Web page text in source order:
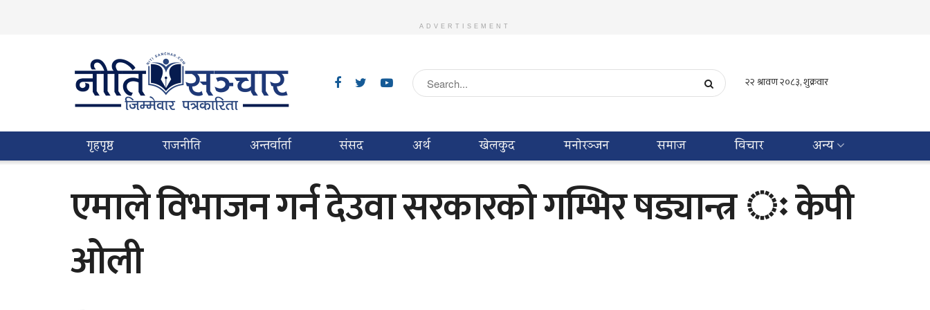
ADVERTISEMENT
गृहपृष्ठ राजनीति अन्तर्वार्ता संसद अर्थ खेलकुद मनाेरञ्जन समाज विचार अन्य
एमाले विभाजन गर्न देउवा सरकारको गम्भिर षड्यान्त्र ः केपी
ओली